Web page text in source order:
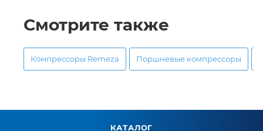
Смотрите также
Компрессоры Remeza Поршневые компрессоры
КАТАЛОГ